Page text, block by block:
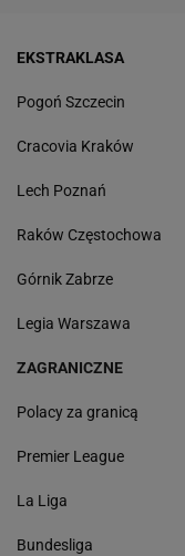
EKSTRAKLASA
Pogoń Szczecin
Cracovia Kraków
Lech Poznań
Raków Częstochowa
Górnik Zabrze
Legia Warszawa
ZAGRANICZNE
Polacy za granicą
Premier League
La Liga
Bundesliga